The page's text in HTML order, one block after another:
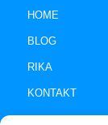
HOME
BLOG
RIKA
KONTAKT